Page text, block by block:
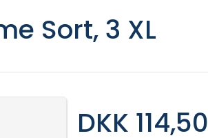
Sort, 3 XL
DKK 114,50